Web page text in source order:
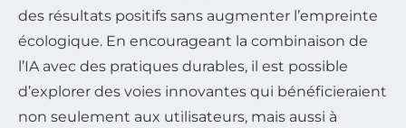
des résultats positifs sans augmenter l’empreinte
écologique. En encourageant la combinaison de
l’IA avec des pratiques durables, il est possible
d’explorer des voies innovantes qui bénéficieraient
non seulement aux utilisateurs, mais aussi à